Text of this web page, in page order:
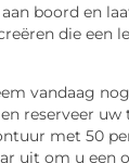
boord en
die een
vandaag
reserveer
met 50
uit om u een